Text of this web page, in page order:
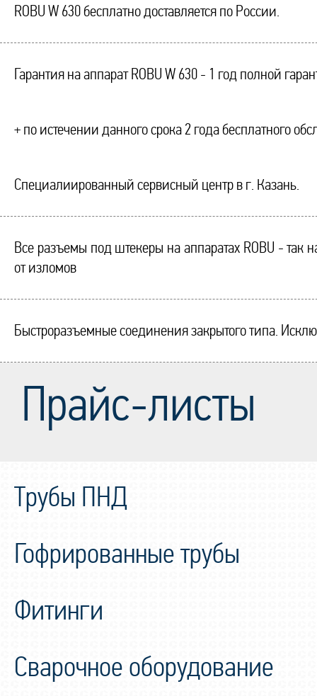
ROBU W 630 бесплатно доставляется по России.
Гарантия на аппарат ROBU W 630 - 1 год полной
+ по истечении данного срока 2 года бесплатного
Специалиированный сервисный центр в г. Казань.
Все разъемы под штекеры на аппаратах ROBU -
от изломов
Быстроразъемные соединения закрытого типа.
Прайс-листы
Трубы ПНД
Гофрированные трубы
Фитинги
Сварочное оборудование